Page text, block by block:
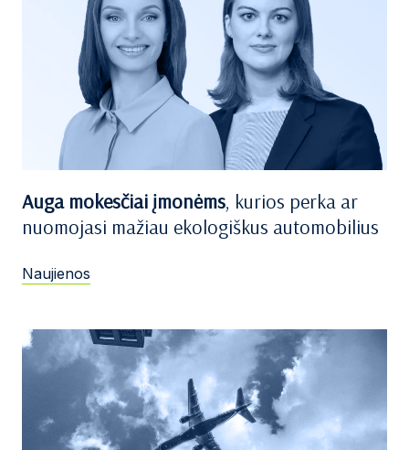
Auga mokesčiai įmonėms, kurios perka ar
nuomojasi mažiau ekologiškus automobilius
Naujienos